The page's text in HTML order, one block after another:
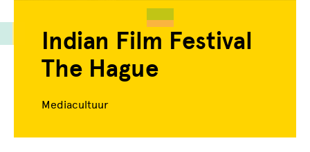
Indian Film Festival
The Hague
Mediacultuur